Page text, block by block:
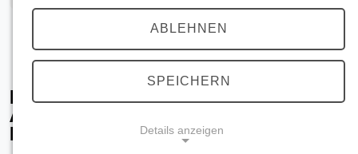
Effiziente
Abwasserwärmerückgewinnung mit dem
Falling Film Chiller von BUCO
ABLEHNEN
SPEICHERN
Details anzeigen